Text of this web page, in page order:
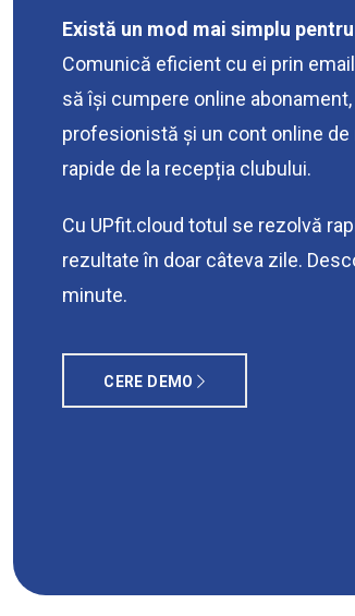
Există un mod mai simplu
Comunică eficient cu ei prin
să își cumpere online
profesionistă și un cont online
rapide de la recepția clubului.
Cu UPfit.cloud totul se rezolvă
rezultate în doar câteva zile.
minute.
CERE DEMO